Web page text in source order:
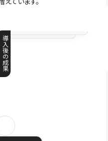
導
入
後
の
成
果